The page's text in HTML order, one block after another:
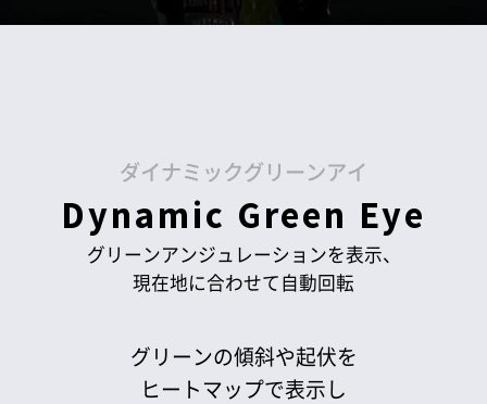
ダイナミックグリーンアイ
Dynamic Green Eye
グリーンアンジュレーションを表示、
現在地に合わせて自動回転
グリーンの傾斜や起伏を
ヒートマップで表示し